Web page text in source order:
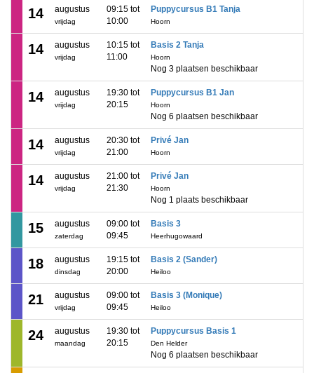
14 augustus
vrijdag
09:15 tot
10:00
Puppycursus B1 Tanja
Hoorn
14 augustus
vrijdag
10:15 tot
11:00
Basis 2 Tanja
Hoorn
Nog 3 plaatsen beschikbaar
14 augustus
vrijdag
19:30 tot
20:15
Puppycursus B1 Jan
Hoorn
Nog 6 plaatsen beschikbaar
14 augustus
vrijdag
20:30 tot
21:00
Privé Jan
Hoorn
14 augustus
vrijdag
21:00 tot
21:30
Privé Jan
Hoorn
Nog 1 plaats beschikbaar
15 augustus
zaterdag
09:00 tot
09:45
Basis 3
Heerhugowaard
18 augustus
dinsdag
19:15 tot
20:00
Basis 2 (Sander)
Heiloo
21 augustus
vrijdag
09:00 tot
09:45
Basis 3 (Monique)
Heiloo
24 augustus
maandag
19:30 tot
20:15
Puppycursus Basis 1
Den Helder
Nog 6 plaatsen beschikbaar